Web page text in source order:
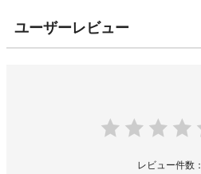
ユーザーレビュー
レビュー件数：